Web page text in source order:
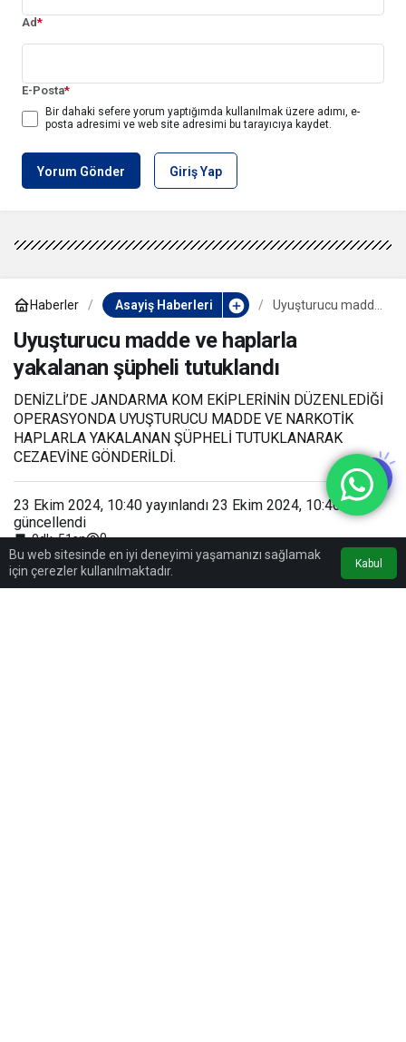
Ad*
E-Posta*
Bir dahaki sefere yorum yaptığımda kullanılmak üzere adımı, e-
posta adresimi ve web site adresimi bu tarayıcıya kaydet.
Yorum Gönder Giriş Yap
Haberler Asayiş Haberleri
Uyuşturucu madde
yakalanan şüpheli
tutuklandı
Uyuşturucu madde ve haplarla
yakalanan şüpheli tutuklandı
DENİZLİ’DE JANDARMA KOM EKİPLERİNİN DÜZENLEDİĞİ
OPERASYONDA UYUŞTURUCU MADDE VE NARKOTİK
HAPLARLA YAKALANAN ŞÜPHELİ TUTUKLANARAK
CEZAEVİNE GÖNDERİLDİ.
23 Ekim 2024, 10:40 yayınlandı 23 Ekim 2024, 10:40
güncellendi
0dk, 51sn
0
Bu web sitesinde en iyi deneyimi yaşamanızı sağlamak
için çerezler kullanılmaktadır.
Kabul